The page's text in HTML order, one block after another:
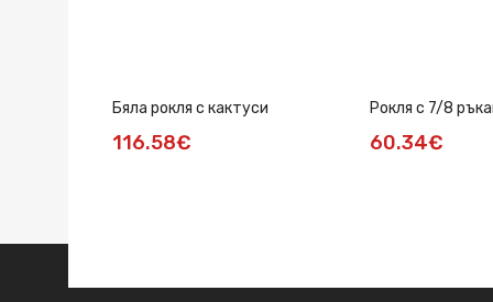
Бяла рокля с кактуси
116.58€
Рокля с 7/8
60.34€